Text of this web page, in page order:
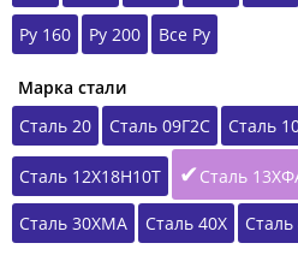
Ру 160 Ру 200 Все Ру
Марка стали
Сталь 20
Сталь 09Г2С Сталь
Сталь 12Х18Н10Т Сталь
Сталь 30ХМА Сталь 40Х Сталь